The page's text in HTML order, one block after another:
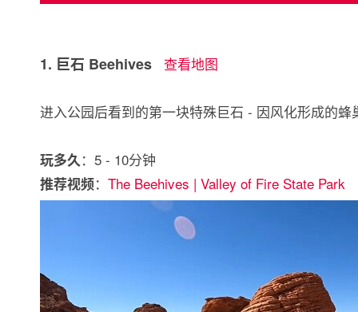
1. 巨石 Beehives 查看地图
进入公园后看到的第一块特殊巨石 - 因风化形成的蜂
玩多久：5 - 10分钟
推荐视频： The Beehives | Valley of Fire State Park